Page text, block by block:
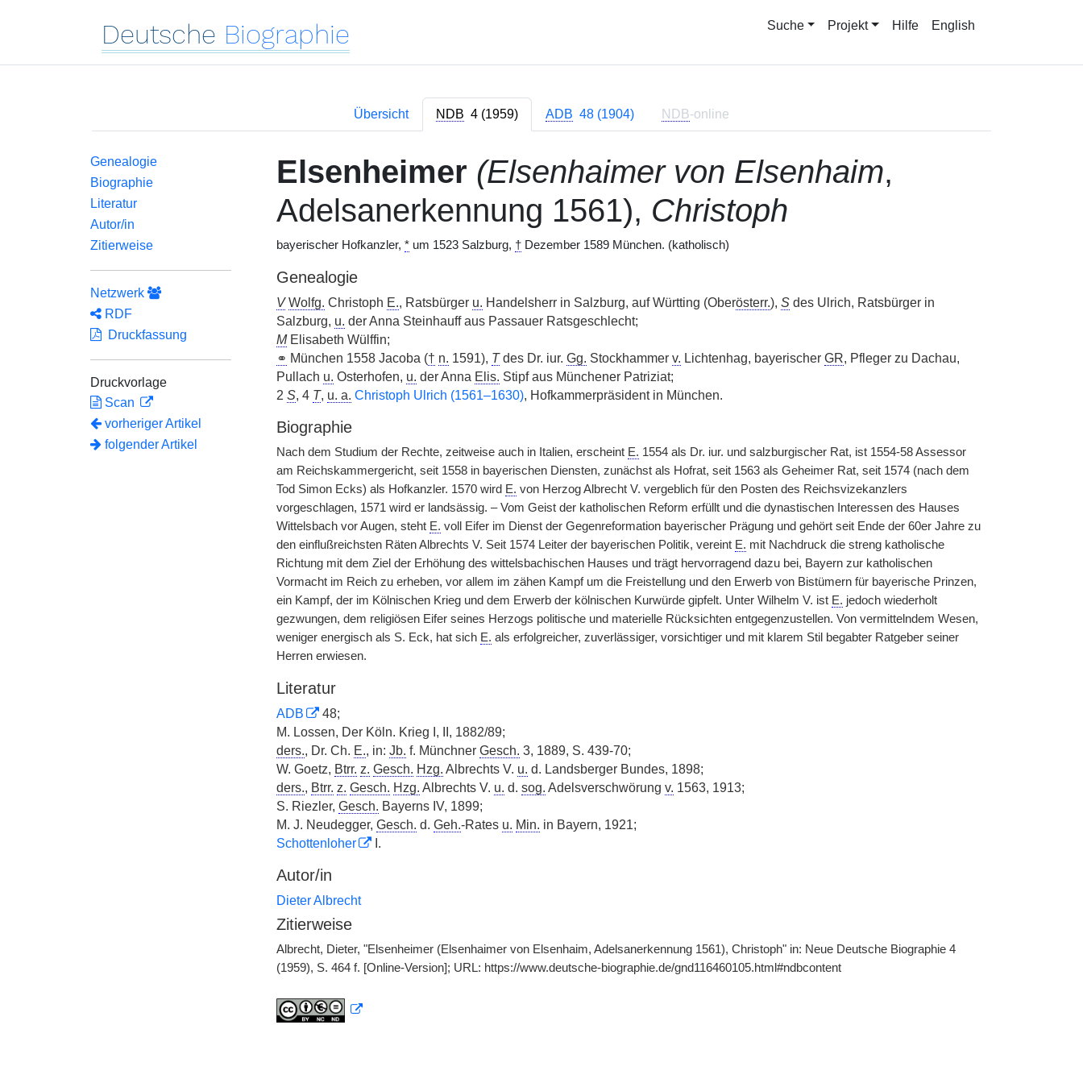
Deutsche Biographie Suche Projekt Hilfe English
Übersicht NDB 4 (1959) ADB 48 (1904) NDB-online
Genealogie
Biographie
Literatur
Autor/in
Zitierweise
Netzwerk
RDF
Druckfassung
Druckvorlage
Scan
vorheriger Artikel
folgender Artikel
Elsenheimer (Elsenhaimer von Elsenhaim,
Adelsanerkennung 1561), Christoph
bayerischer Hofkanzler, *um 1523 Salzburg, †Dezember 1589 München. (katholisch)
Genealogie
V Wolfg. Christoph E., Ratsbürger u. Handelsherr in Salzburg, auf Württing (Oberösterr.), Sdes Ulrich, Ratsbürger in
Salzburg, u. der Anna Steinhauff aus Passauer Ratsgeschlecht;
MElisabeth Wülffin;
⚭ München 1558 Jacoba († n. 1591), Tdes Dr. iur. Gg. Stockhammer v. Lichtenhag, bayerischer GR, Pfleger zu Dachau,
Pullach u. Osterhofen, u. der Anna Elis. Stipf aus Münchener Patriziat;
2 S, 4 T, u. a. Christoph Ulrich (1561–1630), Hofkammerpräsident in München.
Biographie
Nach dem Studium der Rechte, zeitweise auch in Italien, erscheint E. 1554 als Dr. iur. und salzburgischer Rat, ist 1554-58 Assessor
am Reichskammergericht, seit 1558 in bayerischen Diensten, zunächst als Hofrat, seit 1563 als Geheimer Rat, seit 1574 (nach dem
Tod Simon Ecks) als Hofkanzler. 1570 wird E. von Herzog Albrecht V. vergeblich für den Posten des Reichsvizekanzlers
vorgeschlagen, 1571 wird er landsässig. – Vom Geist der katholischen Reform erfüllt und die dynastischen Interessen des Hauses
Wittelsbach vor Augen, steht E. voll Eifer im Dienst der Gegenreformation bayerischer Prägung und gehört seit Ende der 60er Jahre zu
den einflußreichsten Räten Albrechts V. Seit 1574 Leiter der bayerischen Politik, vereint E. mit Nachdruck die streng katholische
Richtung mit dem Ziel der Erhöhung des wittelsbachischen Hauses und trägt hervorragend dazu bei, Bayern zur katholischen
Vormacht im Reich zu erheben, vor allem im zähen Kampf um die Freistellung und den Erwerb von Bistümern für bayerische Prinzen,
ein Kampf, der im Kölnischen Krieg und dem Erwerb der kölnischen Kurwürde gipfelt. Unter Wilhelm V. ist E. jedoch wiederholt
gezwungen, dem religiösen Eifer seines Herzogs politische und materielle Rücksichten entgegenzustellen. Von vermittelndem Wesen,
weniger energisch als S. Eck, hat sich E. als erfolgreicher, zuverlässiger, vorsichtiger und mit klarem Stil begabter Ratgeber seiner
Herren erwiesen.
Literatur
ADB
48;
M. Lossen, Der Köln. Krieg I, II, 1882/89;
ders., Dr. Ch. E., in: Jb. f. Münchner Gesch. 3, 1889, S. 439-70;
W. Goetz, Btrr. z. Gesch. Hzg. Albrechts V. u. d. Landsberger Bundes, 1898;
ders., Btrr. z. Gesch. Hzg. Albrechts V. u. d. sog. Adelsverschwörung v. 1563, 1913;
S. Riezler, Gesch. Bayerns IV, 1899;
M. J. Neudegger, Gesch. d. Geh.-Rates u. Min. in Bayern, 1921;
Schottenloher
I.
Autor/in
Dieter Albrecht
Zitierweise
Albrecht, Dieter, "Elsenheimer (Elsenhaimer von Elsenhaim, Adelsanerkennung 1561), Christoph" in: Neue Deutsche Biographie 4
(1959), S. 464 f. [Online-Version]; URL: https://www.deutsche-biographie.de/gnd116460105.html#ndbcontent